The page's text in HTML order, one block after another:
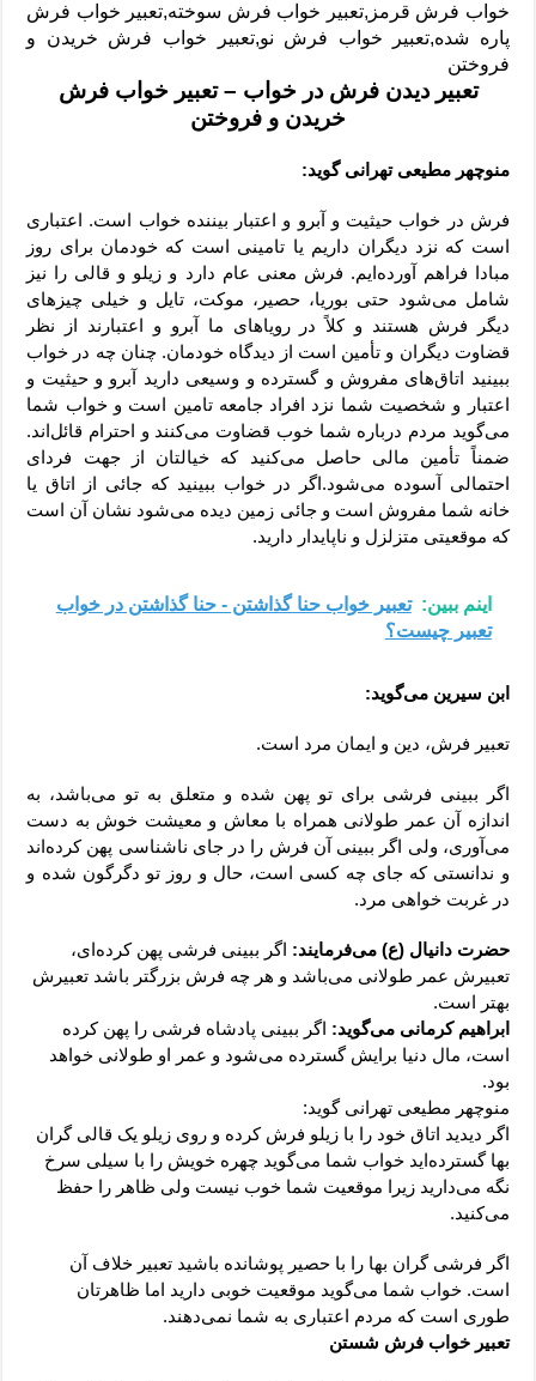
خواب فرش قرمز,تعبیر خواب فرش سوخته,تعبیر خواب فرش
پاره شده,تعبیر خواب فرش نو,تعبیر خواب فرش خریدن و
فروختن
تعبیر دیدن فرش در خواب – تعبیر خواب فرش
خریدن و فروختن
منوچهر مطیعی تهرانی گوید:
فرش در خواب حیثیت و آبرو و اعتبار بیننده خواب است. اعتباری
است که نزد دیگران داریم یا تامینی است که خودمان برای روز
مبادا فراهم آورده‌ایم. فرش معنی عام دارد و زیلو و قالی را نیز
شامل می‌شود حتی بوریا، حصیر، موکت، تایل و خیلی چیزهای
دیگر فرش هستند و کلاً در رویاهای ما آبرو و اعتبارند از نظر
قضاوت دیگران و تأمین است از دیدگاه خودمان. چنان چه در خواب
ببینید اتاق‌های مفروش و گسترده و وسیعی دارید آبرو و حیثیت و
اعتبار و شخصیت شما نزد افراد جامعه تامین است و خواب شما
می‌گوید مردم درباره شما خوب قضاوت می‌کنند و احترام قائل‌اند.
ضمناً تأمین مالی حاصل می‌کنید که خیالتان از جهت فردای
احتمالی آسوده می‌شود.اگر در خواب ببینید که جائی از اتاق یا
خانه شما مفروش است و جائی زمین دیده می‌شود نشان آن است
که موقعیتی متزلزل و ناپایدار دارید.
اینم ببین: تعبیر خواب حنا گذاشتن - حنا گذاشتن در خواب
تعبیر چیست؟
ابن سیرین می‌گوید:
تعبیر فرش، دین و ایمان مرد است.
اگر ببینی فرشی برای تو پهن شده و متعلق به تو می‌باشد، به
اندازه آن عمر طولانی همراه با معاش و معیشت خوش به دست
می‌آوری، ولی اگر ببینی آن فرش را در جای ناشناسی پهن کرده‌اند
و ندانستی که جای چه کسی است، حال و روز تو دگرگون شده و
در غربت خواهی مرد.
حضرت دانیال (ع) می‌فرمایند: اگر ببینی فرشی پهن کرده‌ای،
تعبیرش عمر طولانی می‌باشد و هر چه فرش بزرگتر باشد تعبیرش
بهتر است.
ابراهیم کرمانی می‌گوید: اگر ببینی پادشاه فرشی را پهن کرده
است، مال دنیا برایش گسترده می‌شود و عمر او طولانی خواهد
بود.
منوچهر مطیعی تهرانی گوید:
اگر دیدید اتاق خود را با زیلو فرش کرده و روی زیلو یک قالی گران
بها گسترده‌اید خواب شما می‌گوید چهره خویش را با سیلی سرخ
نگه می‌دارید زیرا موقعیت شما خوب نیست ولی ظاهر را حفظ
می‌کنید.
اگر فرشی گران بها را با حصیر پوشانده باشید تعبیر خلاف آن
است. خواب شما می‌گوید موقعیت خوبی دارید اما ظاهرتان
طوری است که مردم اعتباری به شما نمی‌دهند.
تعبیر خواب فرش شستن